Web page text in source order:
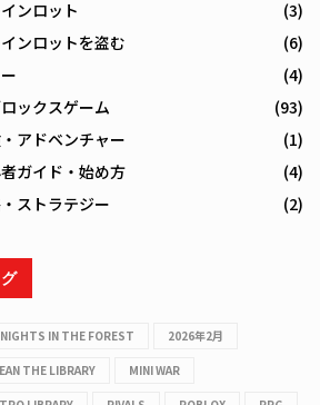
ンロット
(3)
ンロットを盗む
(6)
(4)
ックスゲーム
(93)
アドベンチャー
(1)
ガイド・始め方
(4)
ストラテジー
(2)
IN THE FOREST 2026年2月
THE LIBRARY MINI WAR